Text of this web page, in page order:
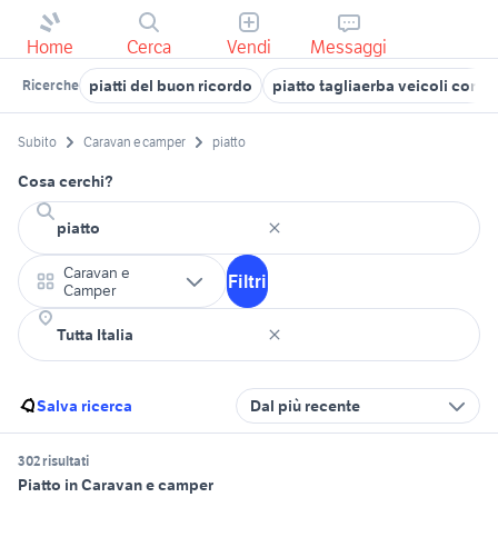
Home Cerca Vendi Messaggi
Ricerche piatti del buon ricordo piatto tagliaerba veicoli
Subito Caravan e camper piatto
Cosa cerchi?
Caravan e
Camper
Filtri
Salva ricerca Dal più recente
302 risultati
Piatto in Caravan e camper